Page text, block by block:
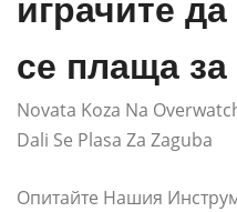
играчите
се плаща за
Novata Koza Na
Dali Se Plasa Za Zaguba
Опитайте Нашия